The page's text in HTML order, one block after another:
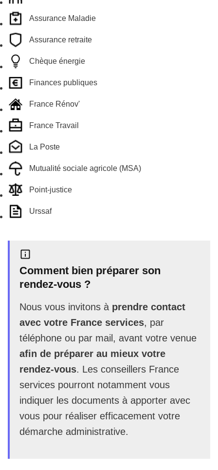
Assurance Maladie
Assurance retraite
Chèque énergie
Finances publiques
France Rénov'
France Travail
La Poste
Mutualité sociale agricole (MSA)
Point-justice
Urssaf
Comment bien préparer son
rendez-vous ?
Nous vous invitons à prendre contact
avec votre France services, par
téléphone ou par mail, avant votre venue
afin de préparer au mieux votre
rendez-vous. Les conseillers France
services pourront notamment vous
indiquer les documents à apporter avec
vous pour réaliser efficacement votre
démarche administrative.